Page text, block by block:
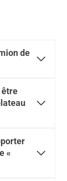
de
être
«